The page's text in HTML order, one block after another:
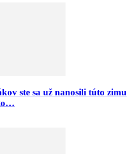
ste sa už nanosili túto zimu